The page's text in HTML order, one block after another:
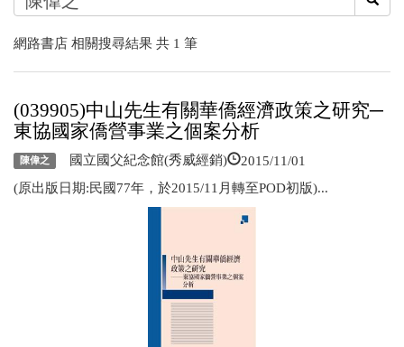
網路書店 相關搜尋結果 共 1 筆
(039905)中山先生有關華僑經濟政策之研究─
東協國家僑營事業之個案分析
陳偉之 國立國父紀念館(秀威經銷) 2015/11/01
(原出版日期:民國77年，於2015/11月轉至POD初版)...